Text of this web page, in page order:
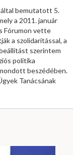
által bemutatott 5.
a 2011. január
Fórumon vette
a szolidaritással, a
szerintem
politika
beszédében.
Tanácsának